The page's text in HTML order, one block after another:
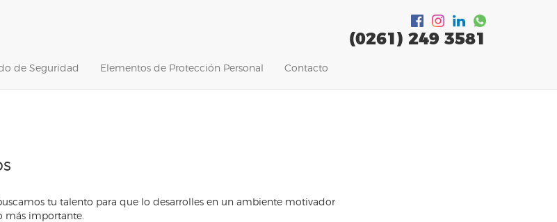
(0261) 249 3581
de Seguridad Elementos de Protección Personal Contacto
buscamos tu talento para que lo desarrolles en un ambiente motivador
más importante.